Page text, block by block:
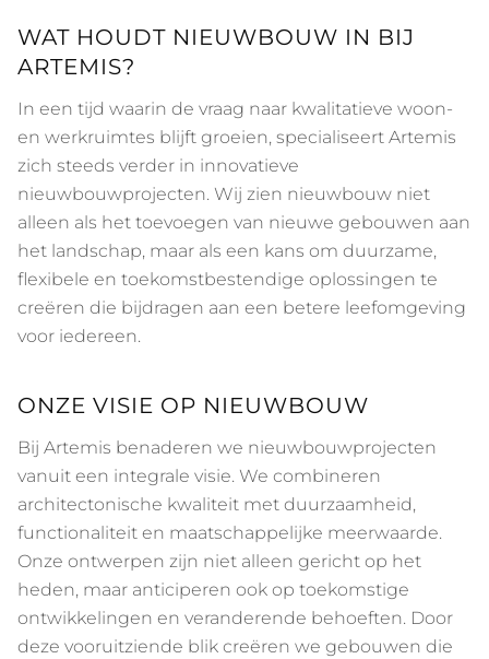
WAT HOUDT NIEUWBOUW IN BIJ
ARTEMIS?
In een tijd waarin de vraag naar kwalitatieve woon-
en werkruimtes blijft groeien, specialiseert Artemis
zich steeds verder in innovatieve
nieuwbouwprojecten. Wij zien nieuwbouw niet
alleen als het toevoegen van nieuwe gebouwen aan
het landschap, maar als een kans om duurzame,
flexibele en toekomstbestendige oplossingen te
creëren die bijdragen aan een betere leefomgeving
voor iedereen.
ONZE VISIE OP NIEUWBOUW
Bij Artemis benaderen we nieuwbouwprojecten
vanuit een integrale visie. We combineren
architectonische kwaliteit met duurzaamheid,
functionaliteit en maatschappelijke meerwaarde.
Onze ontwerpen zijn niet alleen gericht op het
heden, maar anticiperen ook op toekomstige
ontwikkelingen en veranderende behoeften. Door
deze vooruitziende blik creëren we gebouwen die